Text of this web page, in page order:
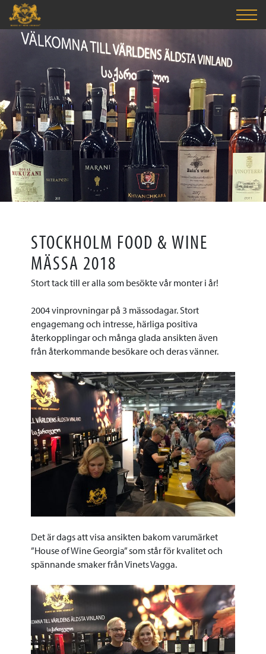
STOCKHOLM FOOD & WINE
MÄSSA ️2018
Stort tack till er alla som besökte vår monter i år!
2004 vinprovningar på 3 mässodagar. Stort
engagemang och intresse, härliga positiva
återkopplingar och många glada ansikten även
från återkommande besökare och deras vänner.
Det är dags att visa ansikten bakom varumärket
”House of Wine Georgia” som står för kvalitet och
spännande smaker från Vinets Vagga.